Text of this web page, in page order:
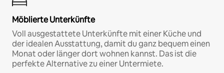
Möblierte Unterkünfte
Voll ausgestattete Unterkünfte mit einer Küche und
der idealen Ausstattung, damit du ganz bequem einen
Monat oder länger dort wohnen kannst. Das ist die
perfekte Alternative zu einer Untermiete.